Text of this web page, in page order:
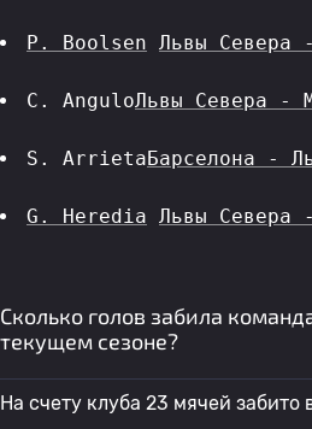
P. Boolsen Львы Севера
C. AnguloЛьвы Севера -
S. ArrietaБарселона -
G. Heredia Львы Севера
Сколько голов забила
текущем сезоне?
На счету клуба 23 мячей забито